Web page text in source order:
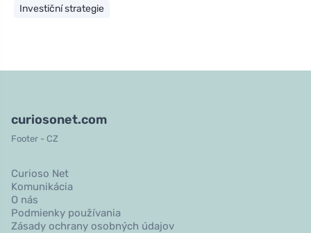
Investiční strategie
curiosonet.com
Footer - CZ
Curioso Net
Komunikácia
O nás
Podmienky používania
Zásady ochrany osobných údajov